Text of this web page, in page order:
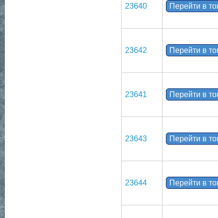
23640 Перейти в
23642 Перейти в
23641 Перейти в
23643 Перейти в
23644 Перейти в